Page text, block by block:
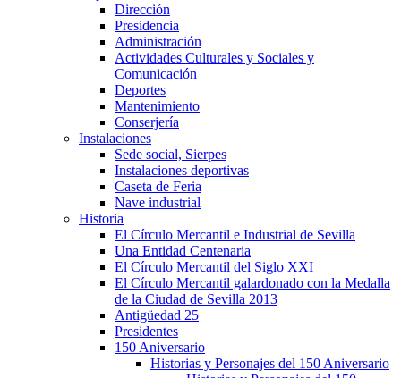
Dirección
Presidencia
Administración
Actividades Culturales y Sociales y
Comunicación
Deportes
Mantenimiento
Conserjería
Instalaciones
Sede social, Sierpes
Instalaciones deportivas
Caseta de Feria
Nave industrial
Historia
El Círculo Mercantil e Industrial de Sevilla
Una Entidad Centenaria
El Círculo Mercantil del Siglo XXI
El Círculo Mercantil galardonado con la Medalla
de la Ciudad de Sevilla 2013
Antigüedad 25
Presidentes
150 Aniversario
Historias y Personajes del 150 Aniversario